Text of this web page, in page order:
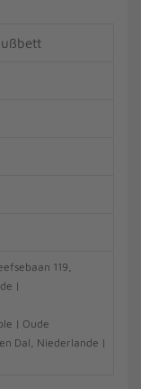
119,
|
| Oude
Dal, Niederlande |